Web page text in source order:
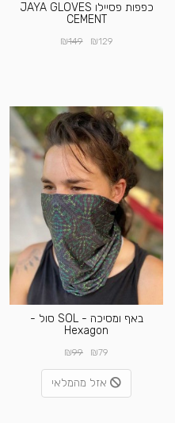
כפפות פסיילו JAYA GLOVES
CEMENT
₪129
₪149
באף ומסיכה - SOL סול -
Hexagon
₪79
₪99
אזל מהמלאי